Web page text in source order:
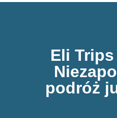
Eli
podróż